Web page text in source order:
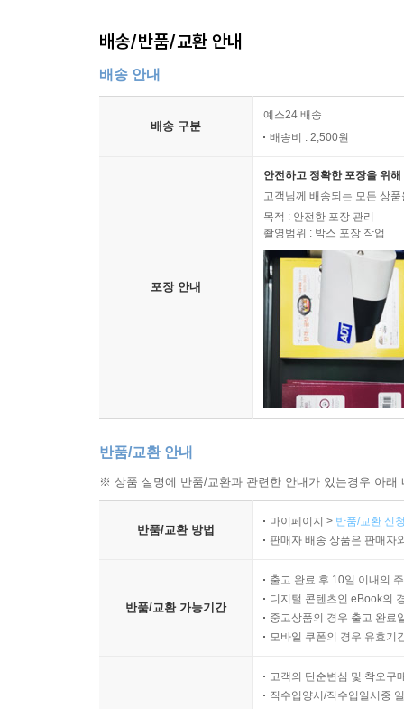
배송/반품/교환 안내
배송 안내
배송 구분
예스24 배송
배송비 : 2,500원
포장 안내
안전하고 정확한 포장을 위
고객님께 배송되는 모든 상
목적 : 안전한 포장 관리
촬영범위 : 박스 포장 작업
반품/교환 안내
※ 상품 설명에 반품/교환과 관련한 안내가 있는경우 아
반품/교환 방법
마이페이지 > 반품/교환 신
판매자 배송 상품은 판매자
반품/교환 가능기간
출고 완료 후 10일 이내의
디지털 콘텐츠인 eBook의
중고상품의 경우 출고 완료
모바일 쿠폰의 경우 유효기
고객의 단순변심 및 착오구
직수입양서/직수입일서중